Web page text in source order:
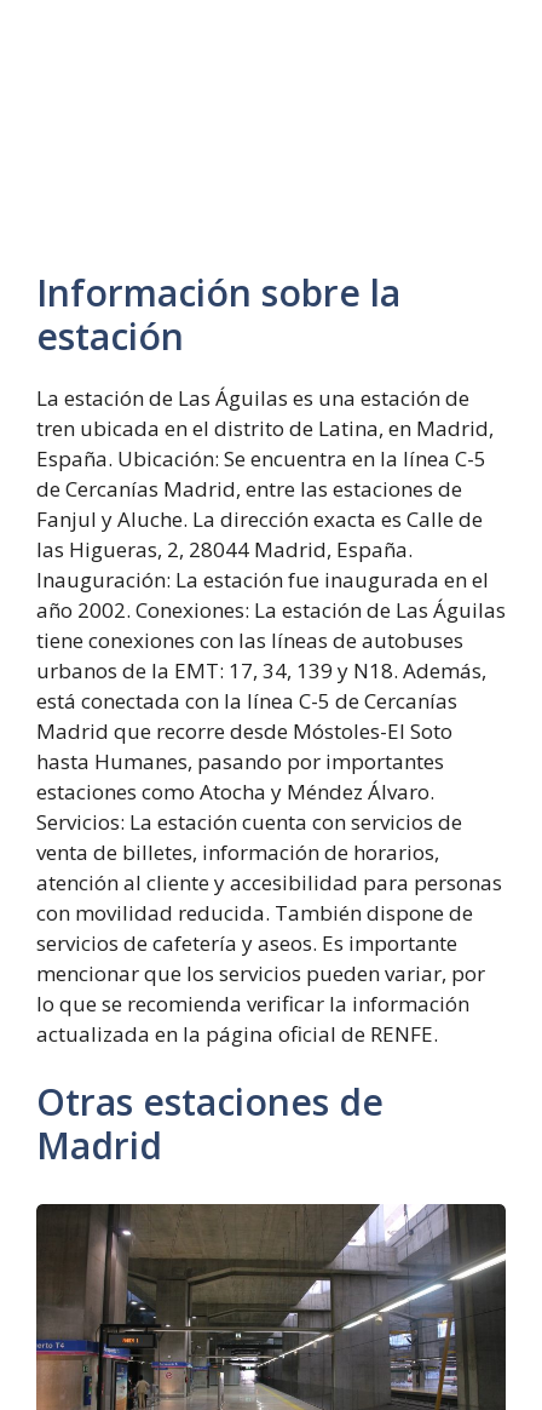
Información sobre la
estación
La estación de Las Águilas es una estación de
tren ubicada en el distrito de Latina, en Madrid,
España. Ubicación: Se encuentra en la línea C-5
de Cercanías Madrid, entre las estaciones de
Fanjul y Aluche. La dirección exacta es Calle de
las Higueras, 2, 28044 Madrid, España.
Inauguración: La estación fue inaugurada en el
año 2002. Conexiones: La estación de Las Águilas
tiene conexiones con las líneas de autobuses
urbanos de la EMT: 17, 34, 139 y N18. Además,
está conectada con la línea C-5 de Cercanías
Madrid que recorre desde Móstoles-El Soto
hasta Humanes, pasando por importantes
estaciones como Atocha y Méndez Álvaro.
Servicios: La estación cuenta con servicios de
venta de billetes, información de horarios,
atención al cliente y accesibilidad para personas
con movilidad reducida. También dispone de
servicios de cafetería y aseos. Es importante
mencionar que los servicios pueden variar, por
lo que se recomienda verificar la información
actualizada en la página oficial de RENFE.
Otras estaciones de
Madrid
Estación
de
Aeropuerto
T4